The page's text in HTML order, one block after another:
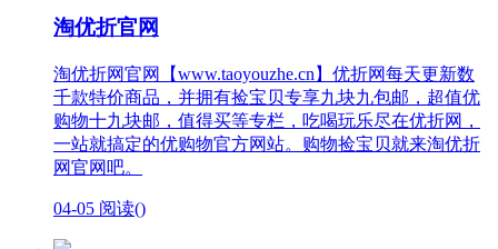
淘优折官网
淘优折网官网【www.taoyouzhe.cn】优折网每天更新数
千款特价商品，并拥有捡宝贝专享九块九包邮，超值优
购物十九块邮，值得买等专栏，吃喝玩乐尽在优折网，
一站就搞定的优购物官方网站。购物捡宝贝就来淘优折
网官网吧。
04-05 阅读()